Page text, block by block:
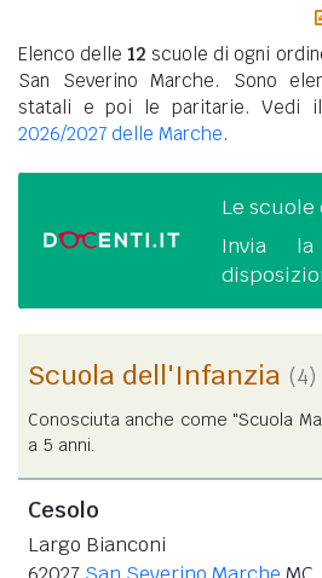
Elenco delle12 scuole di ogni
San Severino Marche. Sono
statali e poi le paritarie. Vedi il
2026/2027 delle Marche.
Le
Invia
Scuola dell'Infanzia (4)
Conosciuta anche come "Scuola
a 5 anni.
Cesolo
Largo Bianconi